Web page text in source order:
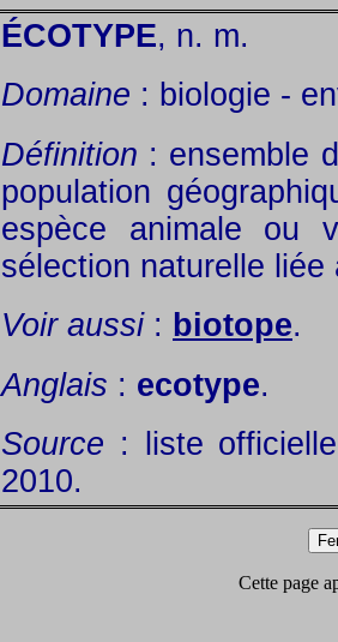
ÉCOTYPE, n. m.
Domaine : biologie -
Définition : ensemble
population
espèce animale ou
sélection naturelle
Voir aussi: biotope.
Anglais : ecotype.
Source : liste
2010.
Cette page